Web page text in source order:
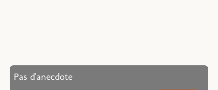
Pas d'anecdote